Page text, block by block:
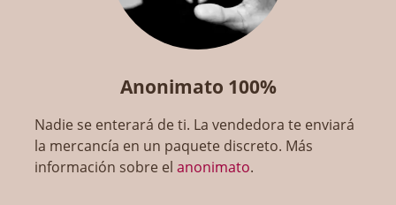
Anonimato 100%
Nadie se enterará de ti. La vendedora te enviará
la mercancía en un paquete discreto. Más
información sobre elanonimato.